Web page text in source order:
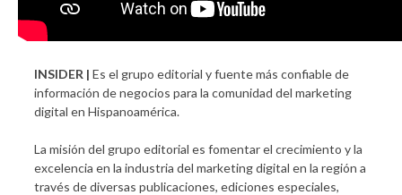
INSIDER | Es el grupo editorial y fuente más confiable de
información de negocios para la comunidad del marketing
digital en Hispanoamérica.
La misión del grupo editorial es fomentar el crecimiento y la
excelencia en la industria del marketing digital en la región a
través de diversas publicaciones, ediciones especiales,